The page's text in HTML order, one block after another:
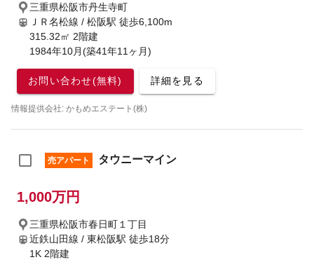
三重県松阪市丹生寺町
ＪＲ名松線 / 松阪駅 徒歩6,100m
315.32㎡ 2階建
1984年10月(築41年11ヶ月)
お問い合わせ(無料) 詳細を見る
情報提供会社: かもめエステート(株)
売アパート タウニーマイン
1,000万円
三重県松阪市春日町１丁目
近鉄山田線 / 東松阪駅 徒歩18分
1K 2階建